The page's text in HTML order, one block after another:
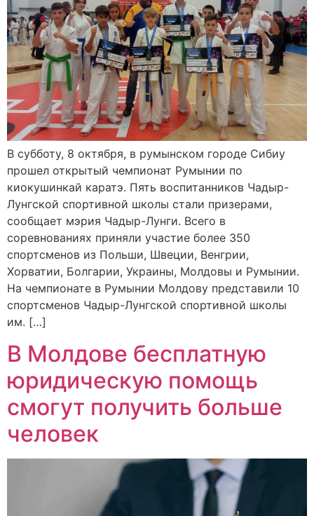
В субботу, 8 октября, в румынском городе Сибиу
прошел открытый чемпионат Румынии по
киокушинкай каратэ. Пять воспитанников Чадыр-
Лунгской спортивной школы стали призерами,
сообщает мэрия Чадыр-Лунги. Всего в
соревнованиях приняли участие более 350
спортсменов из Польши, Швеции, Венгрии,
Хорватии, Болгарии, Украины, Молдовы и Румынии.
На чемпионате в Румынии Молдову представили 10
спортсменов Чадыр-Лунгской спортивной школы
им. […]
В Молдове бесплатную
юридическую помощь
смогут получить больше
человек